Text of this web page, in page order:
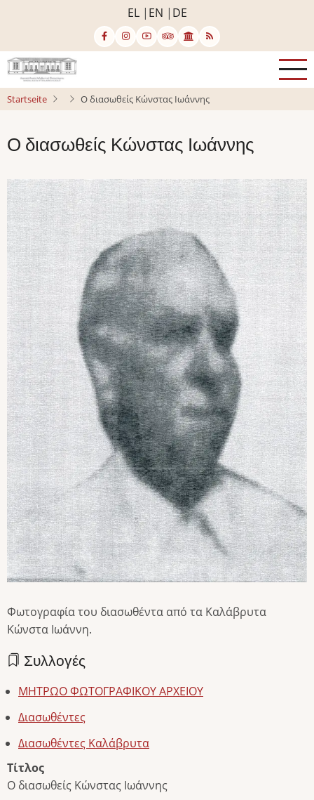
EL EN DE
Startseite Ο διασωθείς Κώνστας Ιωάννης
Ο διασωθείς Κώνστας Ιωάννης
Bild
Φωτογραφία του διασωθέντα από τα Καλάβρυτα
Κώνστα Ιωάννη.
Συλλογές
ΜΗΤΡΩΟ ΦΩΤΟΓΡΑΦΙΚΟΥ ΑΡΧΕΙΟΥ
Διασωθέντες
Διασωθέντες Καλάβρυτα
Τίτλος
Ο διασωθείς Κώνστας Ιωάννης